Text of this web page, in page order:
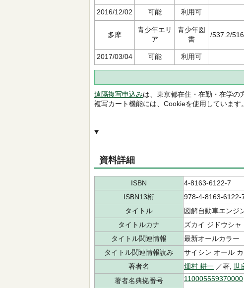
2016/12/02 可能 利用可
多摩
青少年エリ
ア
青少年図
書
/537.2/
2017/03/04 可能 利用可
遠隔複写申込みは、東京都在住・在勤・在学の
複写カート機能には、Cookieを使用しています
資料詳細
ISBN
4-8163-6122-7
ISBN13桁
978-4-8163-6122-
タイトル
図解自動車エンジ
タイトルカナ
ズカイ ジドウシ
タイトル関連情報
最新オールカラー
タイトル関連情報読み
サイシン オール
著者名
畑村 耕一 ／著, 世
著者名典拠番号
110005559370000